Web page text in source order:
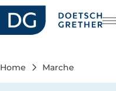
EN
Home Marche